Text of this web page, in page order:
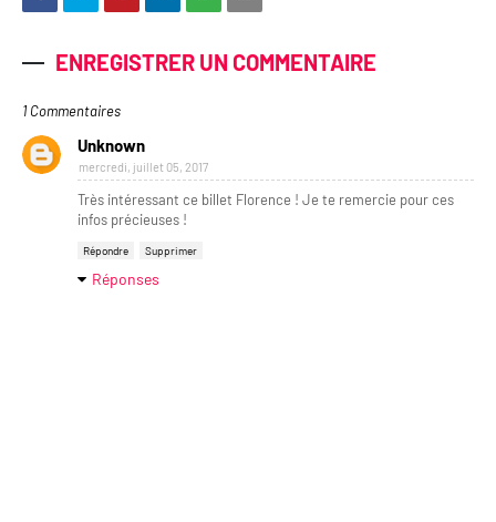
ENREGISTRER UN COMMENTAIRE
1 Commentaires
Unknown
mercredi, juillet 05, 2017
Très intéressant ce billet Florence ! Je te remercie pour ces
infos précieuses !
Répondre Supprimer
Réponses